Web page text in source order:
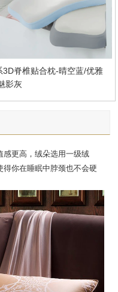
3D脊椎贴合枕-晴空蓝/优雅
影灰
感更高，绒朵选用一级绒
你在睡眠中脖颈也不会硬